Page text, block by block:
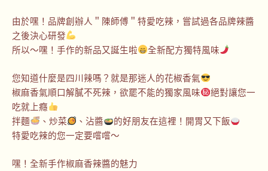
由於嘿！品牌創辦人＂陳師傅＂特愛吃辣，嘗試過各品牌辣醬
之後決心研發
所以～嘿！手作的新品又誕生啦
全新配方獨特風味
您知道什麼是四川辣嗎？就是那迷人的花椒香氣
椒麻香氣順口解膩不死辣，欲罷不能的獨家風味
絕對讓您一
吃就上癮
拌麵
、炒菜 、沾醬
的好朋友在這裡！開胃又下飯
特愛吃辣的您一定要嚐嚐～
嘿！全新手作椒麻香辣醬的魅力